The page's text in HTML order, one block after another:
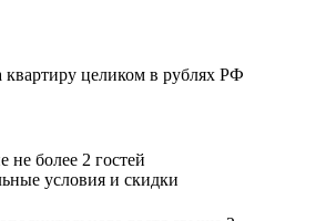
квартиру целиком в рублях РФ
не более 2 гостей
условия и скидки